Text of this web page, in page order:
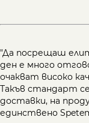
"Да посрещаш
ден е много
очакват високо
Такъв стандарт
доставки, на
единствено